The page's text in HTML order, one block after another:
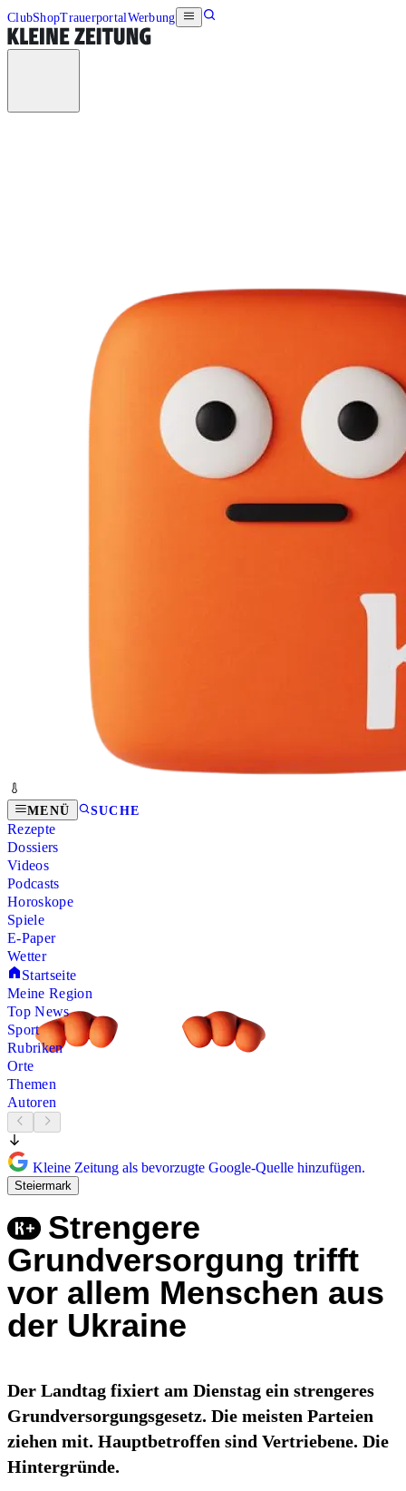
ClubShopTrauerportalWerbung
MENÜ SUCHE
Rezepte
Dossiers
Videos
Podcasts
Horoskope
Spiele
E-Paper
Wetter
Startseite
Meine Region
Top News
Sport
Rubriken
Orte
Themen
Autoren
Kleine Zeitung als bevorzugte Google-Quelle hinzufügen.
Steiermark
Strengere
Grundversorgung trifft
vor allem Menschen aus
der Ukraine
Der Landtag fixiert am Dienstag ein strengeres
Grundversorgungsgesetz. Die meisten Parteien
ziehen mit. Hauptbetroffen sind Vertriebene. Die
Hintergründe.